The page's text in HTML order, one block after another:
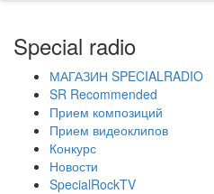
Special radio
МАГАЗИН SPECIALRADIO
SR Recommended
Прием композиций
Прием видеоклипов
Конкурс
Новости
SpecialRockTV